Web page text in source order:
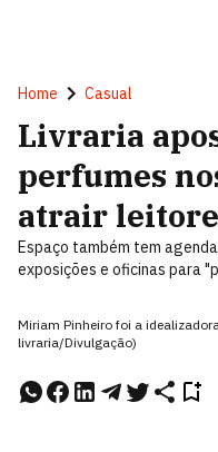
Home Casual
Livraria
perfumes
atrair
Espaço também tem
exposições e oficinas para
Miriam Pinheiro foi a
livraria/Divulgação)